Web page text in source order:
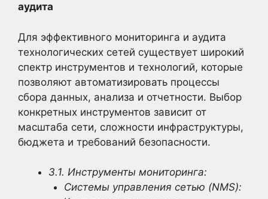
аудита
Для эффективного мониторинга и аудита
технологических сетей существует широкий
спектр инструментов и технологий, которые
позволяют автоматизировать процессы
сбора данных, анализа и отчетности. Выбор
конкретных инструментов зависит от
масштаба сети, сложности инфраструктуры,
бюджета и требований безопасности.
3.1. Инструменты мониторинга:
Системы управления сетью (NMS):